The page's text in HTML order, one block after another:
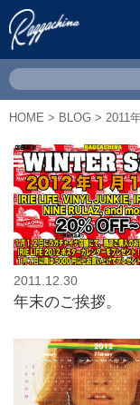
HOME > BLOG > 2011
2011.12.30
年末のご挨拶。